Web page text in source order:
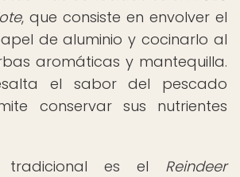
, que consiste en envolver el
de aluminio y cocinarlo al
aromáticas y mantequilla.
el sabor del pescado
conservar sus nutrientes
tradicional es el Reindeer